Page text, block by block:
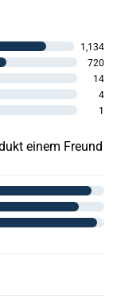
1
4
14
720
1,134
einem Freund